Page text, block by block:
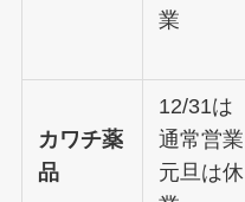
業
カワチ薬
品
12/31は
通常営業
元旦は休